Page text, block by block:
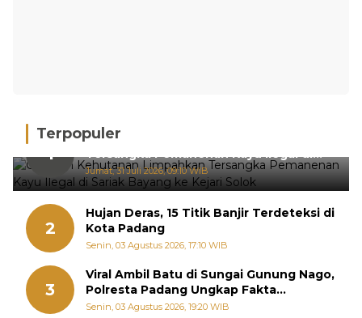
Terpopuler
1
Gakkum Kehutanan Limpahkan
Tersangka Pemanenan Kayu Ilegal di
Sariak Bayang ke Kejari Solok
Jumat, 31 Juli 2026, 09:10 WIB
2
Hujan Deras, 15 Titik Banjir Terdeteksi di
Kota Padang
Senin, 03 Agustus 2026, 17:10 WIB
3
Viral Ambil Batu di Sungai Gunung Nago,
Polresta Padang Ungkap Fakta
Sebenarnya
Senin, 03 Agustus 2026, 19:20 WIB